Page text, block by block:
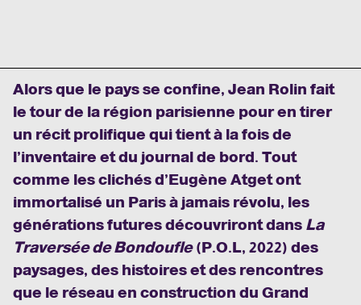
Alors que le pays se confine, Jean Rolin fait
le tour de la région parisienne pour en tirer
un récit prolifique qui tient à la fois de
l’inventaire et du journal de bord. Tout
comme les clichés d’Eugène Atget ont
immortalisé un Paris à jamais révolu, les
générations futures découvriront dans La
Traversée de Bondoufle(P.O.L, 2022) des
paysages, des histoires et des rencontres
que le réseau en construction du Grand